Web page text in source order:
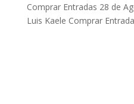
Comprar Entradas 28 de
Luis Kaele Comprar